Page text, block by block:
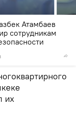
Атамбаев
сотрудникам
их